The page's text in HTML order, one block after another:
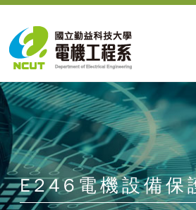
E246電機設備保